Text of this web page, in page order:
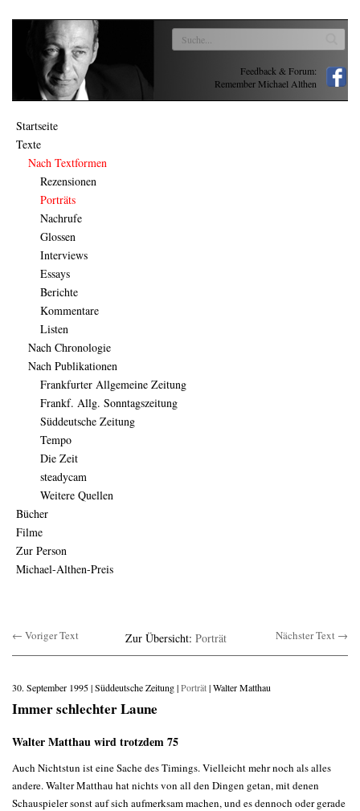
Feedback & Forum:
Remember Michael Althen
Startseite
Texte
Nach Textformen
Rezensionen
Porträts
Nachrufe
Glossen
Interviews
Essays
Berichte
Kommentare
Listen
Nach Chronologie
Nach Publikationen
Frankfurter Allgemeine Zeitung
Frankf. Allg. Sonntagszeitung
Süddeutsche Zeitung
Tempo
Die Zeit
steadycam
Weitere Quellen
Bücher
Filme
Zur Person
Michael-Althen-Preis
← Voriger Text Zur Übersicht: Porträt Nächster Text →
30. September 1995 | Süddeutsche Zeitung |Porträt| Walter Matthau
Immer schlechter Laune
Walter Matthau wird trotzdem 75
Auch Nichtstun ist eine Sache des Timings. Vielleicht mehr noch als alles
andere. Walter Matthau hat nichts von all den Dingen getan, mit denen
Schauspieler sonst auf sich aufmerksam machen, und es dennoch oder gerade